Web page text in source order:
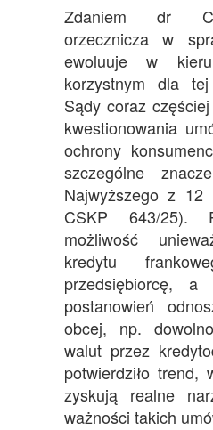
Zdaniem dr
orzecznicza w
ewoluuje w
korzystnym dla
Sądy coraz
kwestionowania
ochrony
szczególne
Najwyższego z
CSKP 643/25).
możliwość
kredytu
przedsiębiorcę,
postanowień
obcej, np.
walut przez
potwierdziło trend,
zyskują realne
ważności takich